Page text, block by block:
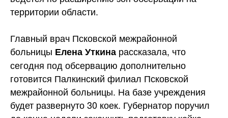
территории области.
Главный врач Псковской межрайонной
больницы Елена Уткина рассказала, что
сегодня под обсервацию дополнительно
готовится Палкинский филиал Псковской
межрайонной больницы. На базе учреждения
будет развернуто 30 коек. Губернатор поручил